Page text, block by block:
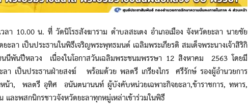
น. ที่ วัดนิโรธสังฆาราม ตำบลสะเตง อำเภอเมือง จังหวัดยะลา นายชัย
า เป็นประธานในพิธีเจริญพระพุทธมนต์ เฉลิมพระเกียรติ สมเด็จพระนางเจ้าสิริกิ
นีพันปีหลวง เนื่องในโอกาสวันเฉลิมพระชนมพรรษา 12 สิงหาคม 2563 โดยมี
า เป็นประธานฝ่ายสงฆ์ พร้อมด้วย พลตรี เกรียงไกร ศรีรักษ์ รองผู้อำนวยการ
น้า, พลตรี อุทิศ อนันตนานนท์ ผู้บังคับหน่วยเฉพาะกิจยะลา,ข้าราชการ, ทหาร,
และพสกนิกรชาวจังหวัดยะลาทุกหมู่เหล่าเข้าร่วมในพิธี